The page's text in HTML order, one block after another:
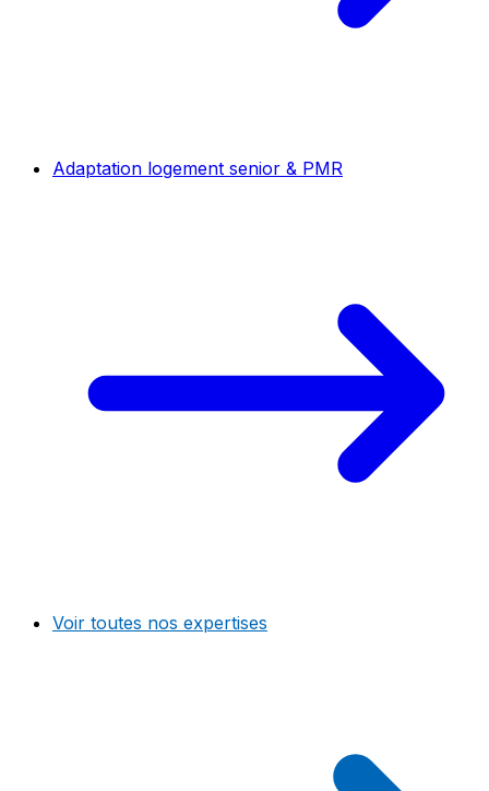
Adaptation logement senior & PMR
Voir toutes nos expertises